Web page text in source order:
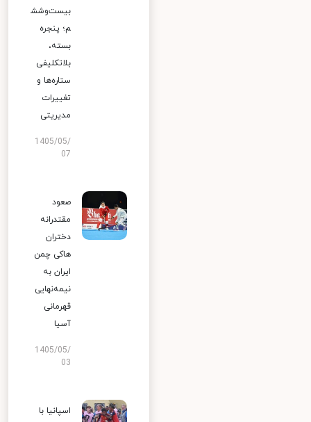
بیست‌وشش
م؛ پنجره
بسته،
بلاتکلیفی
ستاره‌ها و
تغییرات
مدیریتی
1405/05/
07
صعود
مقتدرانه
دختران
هاکی چمن
ایران به
نیمه‌نهایی
قهرمانی
آسیا
1405/05/
03
اسپانیا با